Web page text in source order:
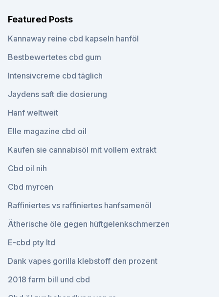
Featured Posts
Kannaway reine cbd kapseln hanföl
Bestbewertetes cbd gum
Intensivcreme cbd täglich
Jaydens saft die dosierung
Hanf weltweit
Elle magazine cbd oil
Kaufen sie cannabisöl mit vollem extrakt
Cbd oil nih
Cbd myrcen
Raffiniertes vs raffiniertes hanfsamenöl
Ätherische öle gegen hüftgelenkschmerzen
E-cbd pty ltd
Dank vapes gorilla klebstoff den prozent
2018 farm bill und cbd